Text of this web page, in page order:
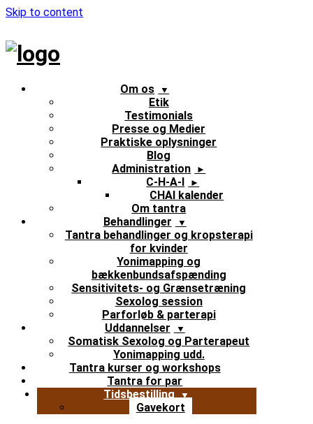
Skip to content
Om os
Etik
Testimonials
Presse og Medier
Praktiske oplysninger
Blog
Administration
C-H-A-I
CHAI kalender
Om tantra
Behandlinger
Tantra behandlinger og kropsterapi
for kvinder
Yonimapping og
bækkenbundsafspænding
Sensitivitets- og Grænsetræning
Sexolog session
Parforløb & parterapi
Uddannelser
Somatisk Sexolog og Parterapeut
Yonimapping udd.
Tantra kurser og workshops
Tantra for par
Tidsbestilling
Gavekort